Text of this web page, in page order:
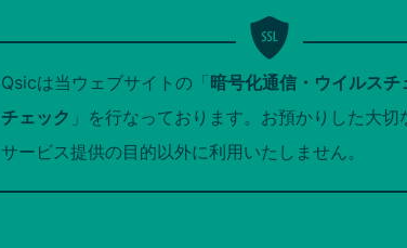
Qsicは当ウェブサイトの「暗号化通信・ウイルス
チェック 」を行なっております。お預かりした大切
サービス提供の目的以外に利用いたしません。